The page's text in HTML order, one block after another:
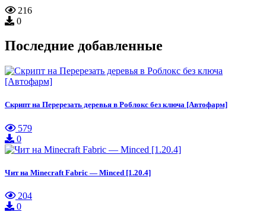
216
0
Последние добавленные
Скрипт на Перерезать деревья в Роблокс без ключа [Автофарм]
579
0
Чит на Minecraft Fabric — Minced [1.20.4]
204
0